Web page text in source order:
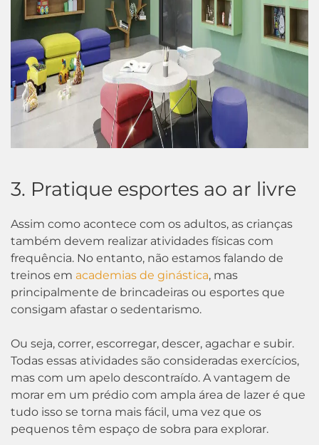
3. Pratique esportes ao ar livre
Assim como acontece com os adultos, as crianças
também devem realizar atividades físicas com
frequência. No entanto, não estamos falando de
treinos em academias de ginástica, mas
principalmente de brincadeiras ou esportes que
consigam afastar o sedentarismo.
Ou seja, correr, escorregar, descer, agachar e subir.
Todas essas atividades são consideradas exercícios,
mas com um apelo descontraído. A vantagem de
morar em um prédio com ampla área de lazer é que
tudo isso se torna mais fácil, uma vez que os
pequenos têm espaço de sobra para explorar.